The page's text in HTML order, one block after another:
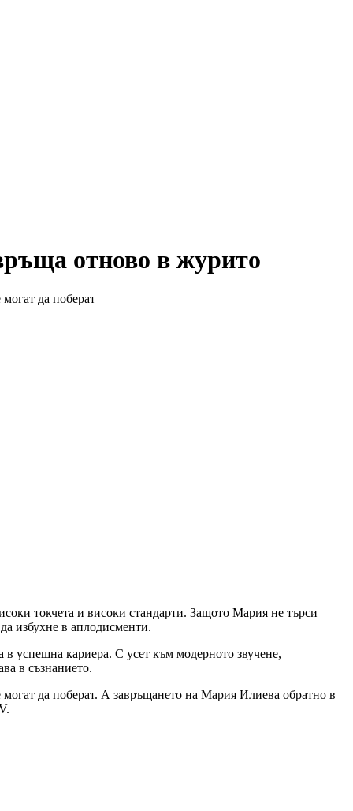
отново в журито
да поберат
токчета и високи стандарти. Защото Мария не търси
избухне в аплодисменти.
успешна кариера. С усет към модерното звучене,
в съзнанието.
да поберат. А завръщането на Мария Илиева обратно в